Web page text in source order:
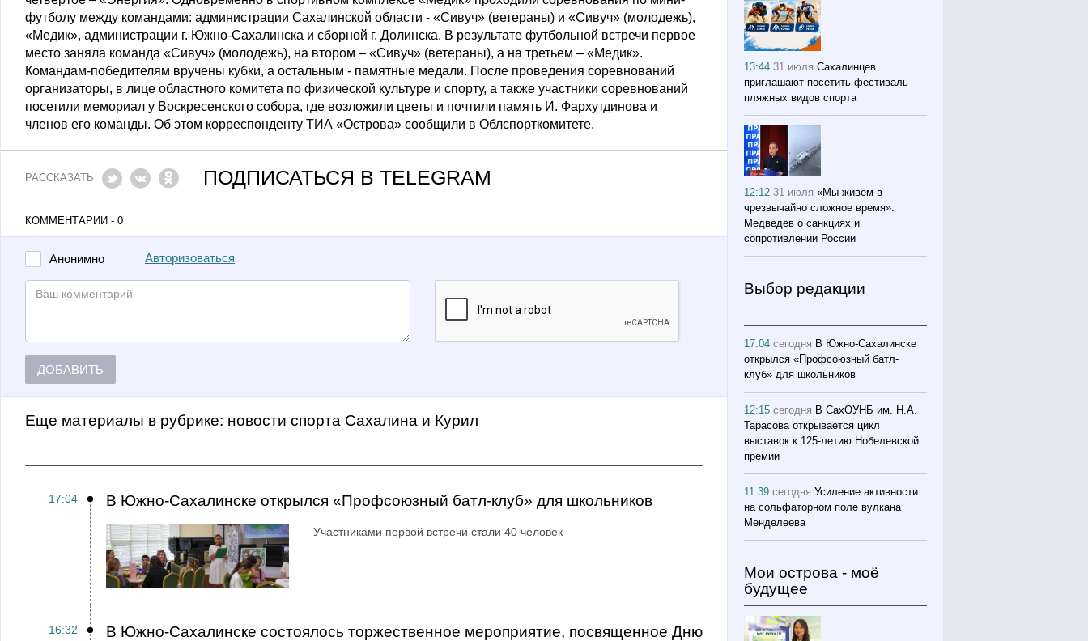
футболу между командами: администрации Сахалинской области - «Сивуч» (ветераны) и «Сивуч» (молодежь),
«Медик», администрации г. Южно-Сахалинска и сборной г. Долинска. В результате футбольной встречи первое
место заняла команда «Сивуч» (молодежь), на втором – «Сивуч» (ветераны), а на третьем – «Медик».
Командам-победителям вручены кубки, а остальным - памятные медали. После проведения соревнований
организаторы, в лице областного комитета по физической культуре и спорту, а также участники соревнований
посетили мемориал у Воскресенского собора, где возложили цветы и почтили память И. Фархутдинова и
членов его команды. Об этом корреспонденту ТИА «Острова» сообщили в Облспорткомитете.
РАССКАЗАТЬ ПОДПИСАТЬСЯ В TELEGRAM
КОММЕНТАРИИ - 0
Анонимно Авторизоваться
ДОБАВИТЬ
Еще материалы в рубрике: Новости спорта Сахалина и Курил
17:04 В Южно-Сахалинске открылся «Профсоюзный батл-клуб» для школьников
Участниками первой встречи стали 40 человек
16:32
В Южно-Сахалинске состоялось торжественное мероприятие, посвященное Дню
13:4431 июля Сахалинцев
приглашают посетить фестиваль
пляжных видов спорта
12:1231 июля «Мы живём в
чрезвычайно сложное время»:
Медведев о санкциях и
сопротивлении России
Выбор редакции
17:04сегодня В Южно-Сахалинске
открылся «Профсоюзный батл-
клуб» для школьников
12:15сегодня В СахОУНБ им. Н.А.
Тарасова открывается цикл
выставок к 125-летию Нобелевской
премии
11:39сегодня Усиление активности
на сольфаторном поле вулкана
Менделеева
Мои острова - моё
будущее